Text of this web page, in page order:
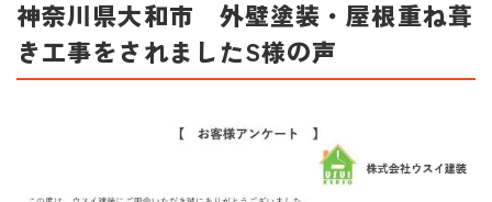
神奈川県大和市 外壁塗装・屋根重ね葺
き工事をされましたS様の声